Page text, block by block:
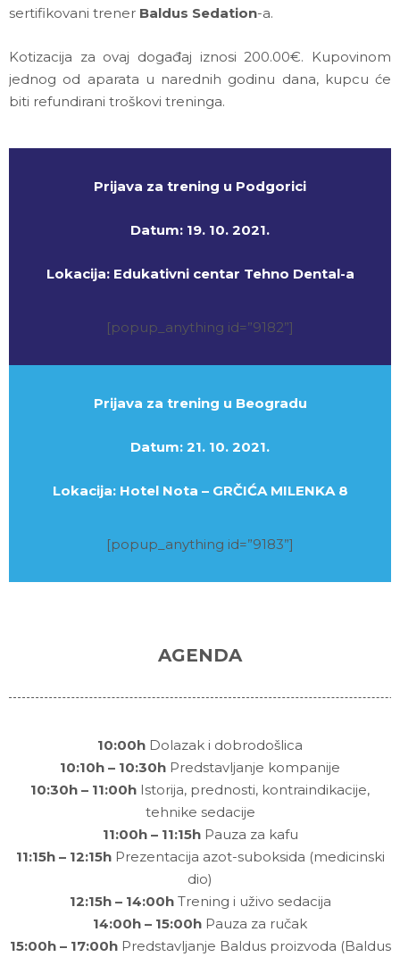
sertifikovani trener Baldus Sedation-a.
Kotizacija za ovaj događaj iznosi 200.00€. Kupovinom
jednog od aparata u narednih godinu dana, kupcu će
biti refundirani troškovi treninga.
Prijava za trening u Podgorici
Datum: 19. 10. 2021.
Lokacija: Edukativni centar Tehno Dental-a
[popup_anything id=”9182”]
Prijava za trening u Beogradu
Datum: 21. 10. 2021.
Lokacija: Hotel Nota – GRČIĆA MILENKA 8
[popup_anything id=”9183”]
AGENDA
10:00h Dolazak i dobrodošlica
10:10h – 10:30h Predstavljanje kompanije
10:30h – 11:00h Istorija, prednosti, kontraindikacije,
tehnike sedacije
11:00h – 11:15hPauza za kafu
11:15h – 12:15hPrezentacija azot-suboksida (medicinski
dio)
12:15h – 14:00hTrening i uživo sedacija
14:00h – 15:00h Pauza za ručak
15:00h – 17:00hPredstavljanje Baldus proizvoda (Baldus